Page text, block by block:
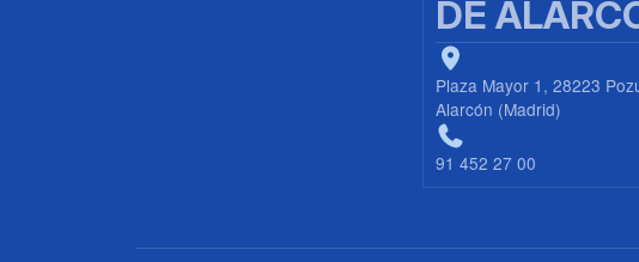
DE
Plaza Mayor 1, 28223
Alarcón (Madrid)
91 452 27 00